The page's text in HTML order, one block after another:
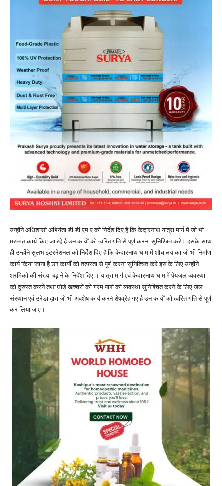
उन्होंने अधिशासी अभियंता डी डी एम ए को निर्देश दिए है कि केदारनाथ यात्रा मार्ग में जो भी
मरम्मत कार्य किए जा रहे है उन कार्यों को त्वरित गति से पूर्ण करना सुनिश्चित करे। इसके साथ
ही उन्होंने सुलभ इंटरनेशनल को निर्देश दिए है कि केदारनाथ धाम में शौचालय का जो भी निर्माण
कार्य किया जाना है उन कार्यों को तत्परता से पूर्ण करना सुनिश्चित करे इस के लिए उन्होंने
श्रमिको की संख्या बढ़ाने के निर्देश दिए । यात्रा मार्ग एवं केदारनाथ धाम में पेयजल व्यवस्था
को दुरुस्त करने तथा घोड़े खच्चरों को गरम पानी की व्यवस्था सुनिश्चित करने के लिए जल
संस्थान एवं उरेडा द्वारा जो भी अवशेष कार्य करने शेषव्रेह गए है उन कार्यों को त्वरित गति से पूर्ण
कर लिया जाए।